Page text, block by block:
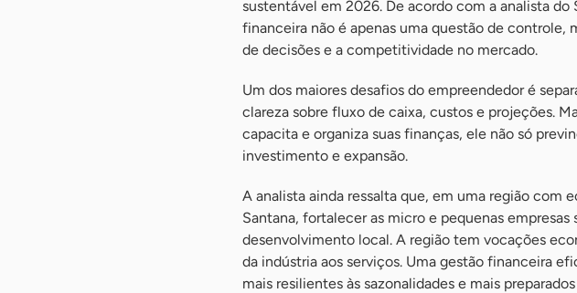
sustentável em 2026. De acordo com a analista do
financeira não é apenas uma questão de controle,
de decisões e a competitividade no mercado.
Um dos maiores desafios do empreendedor é
clareza sobre fluxo de caixa, custos e projeções.
capacita e organiza suas finanças, ele não só
investimento e expansão.
A analista ainda ressalta que, em uma região com
Santana, fortalecer as micro e pequenas
desenvolvimento local. A região tem vocações
da indústria aos serviços. Uma gestão financeira
mais resilientes às sazonalidades e mais